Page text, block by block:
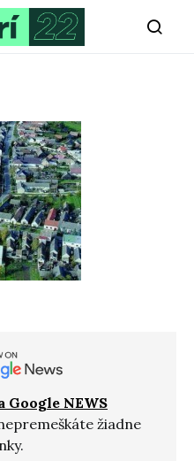
Google NEWS
žiadne